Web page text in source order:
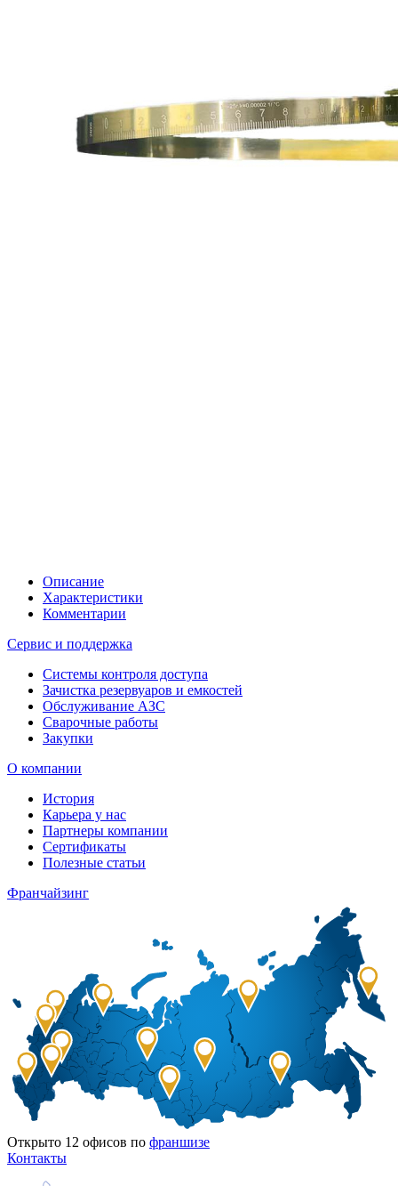
Описание
Характеристики
Комментарии
Сервис и поддержка
Системы контроля доступа
Зачистка резервуаров и емкостей
Обслуживание АЗС
Сварочные работы
Закупки
О компании
История
Карьера у нас
Партнеры компании
Сертификаты
Полезные статьи
Франчайзинг
Открыто 12 офисов по франшизе
Контакты